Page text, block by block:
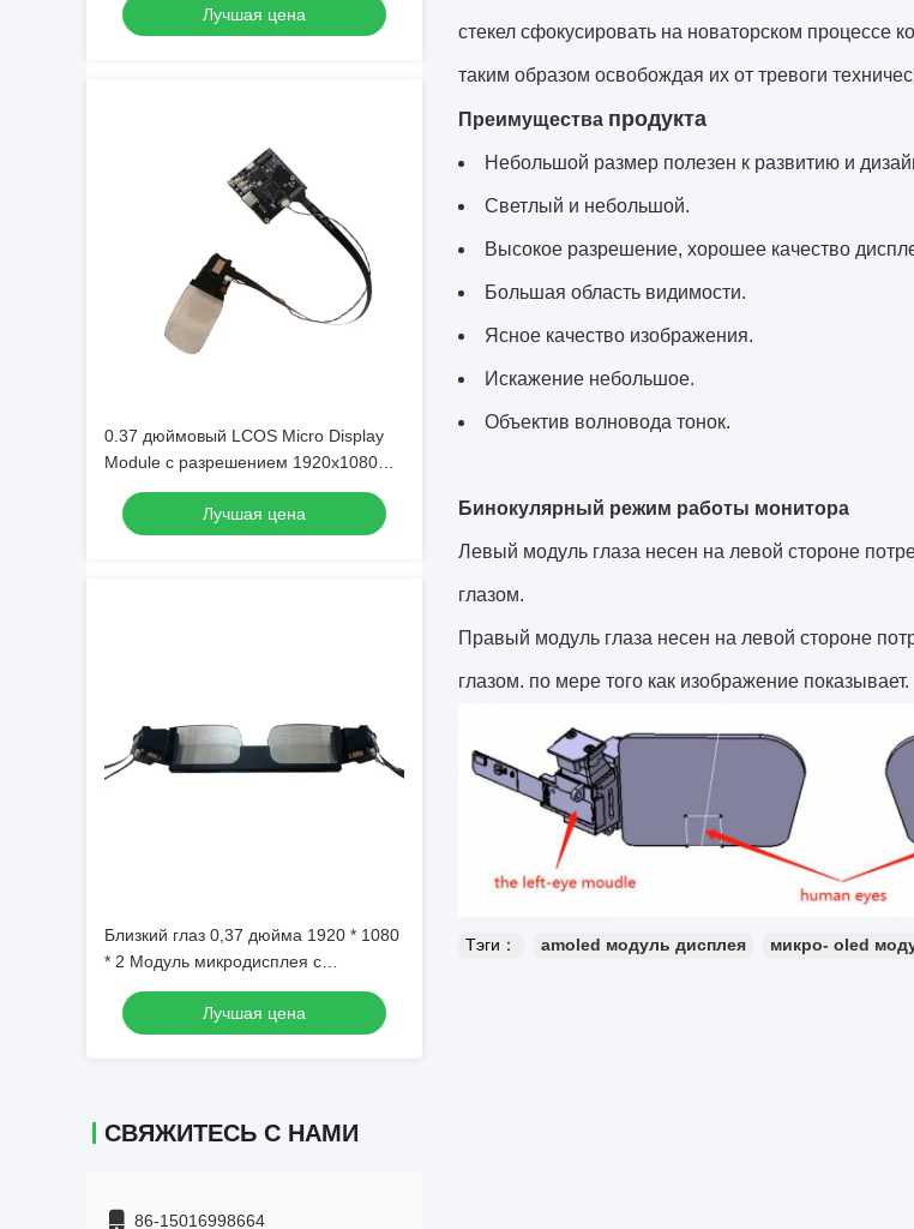
Лучшая цена
0.37 дюймовый LCOS Micro Display
Module с разрешением 1920x1080
40° FOV и частотой обновления
120Hz для приложений AR VR
Лучшая цена
Близкий глаз 0,37 дюйма 1920 * 1080
* 2 Модуль микродисплея с
волноводом с типом C
Лучшая цена
СВЯЖИТЕСЬ С НАМИ
86-15016998664
стекел сфокусировать на новаторском процессе
таким образом освобождая их от тревоги
Преимущества продукта
Небольшой размер полезен к развитию и
Светлый и небольшой.
Высокое разрешение, хорошее качество
Большая область видимости.
Ясное качество изображения.
Искажение небольшое.
Объектив волновода тонок.
Бинокулярный режим работы монитора
Левый модуль глаза несен на левой стороне
глазом.
Правый модуль глаза несен на левой стороне
глазом. по мере того как изображение показывает.
Тэги： amoled модуль дисплея микро- oled